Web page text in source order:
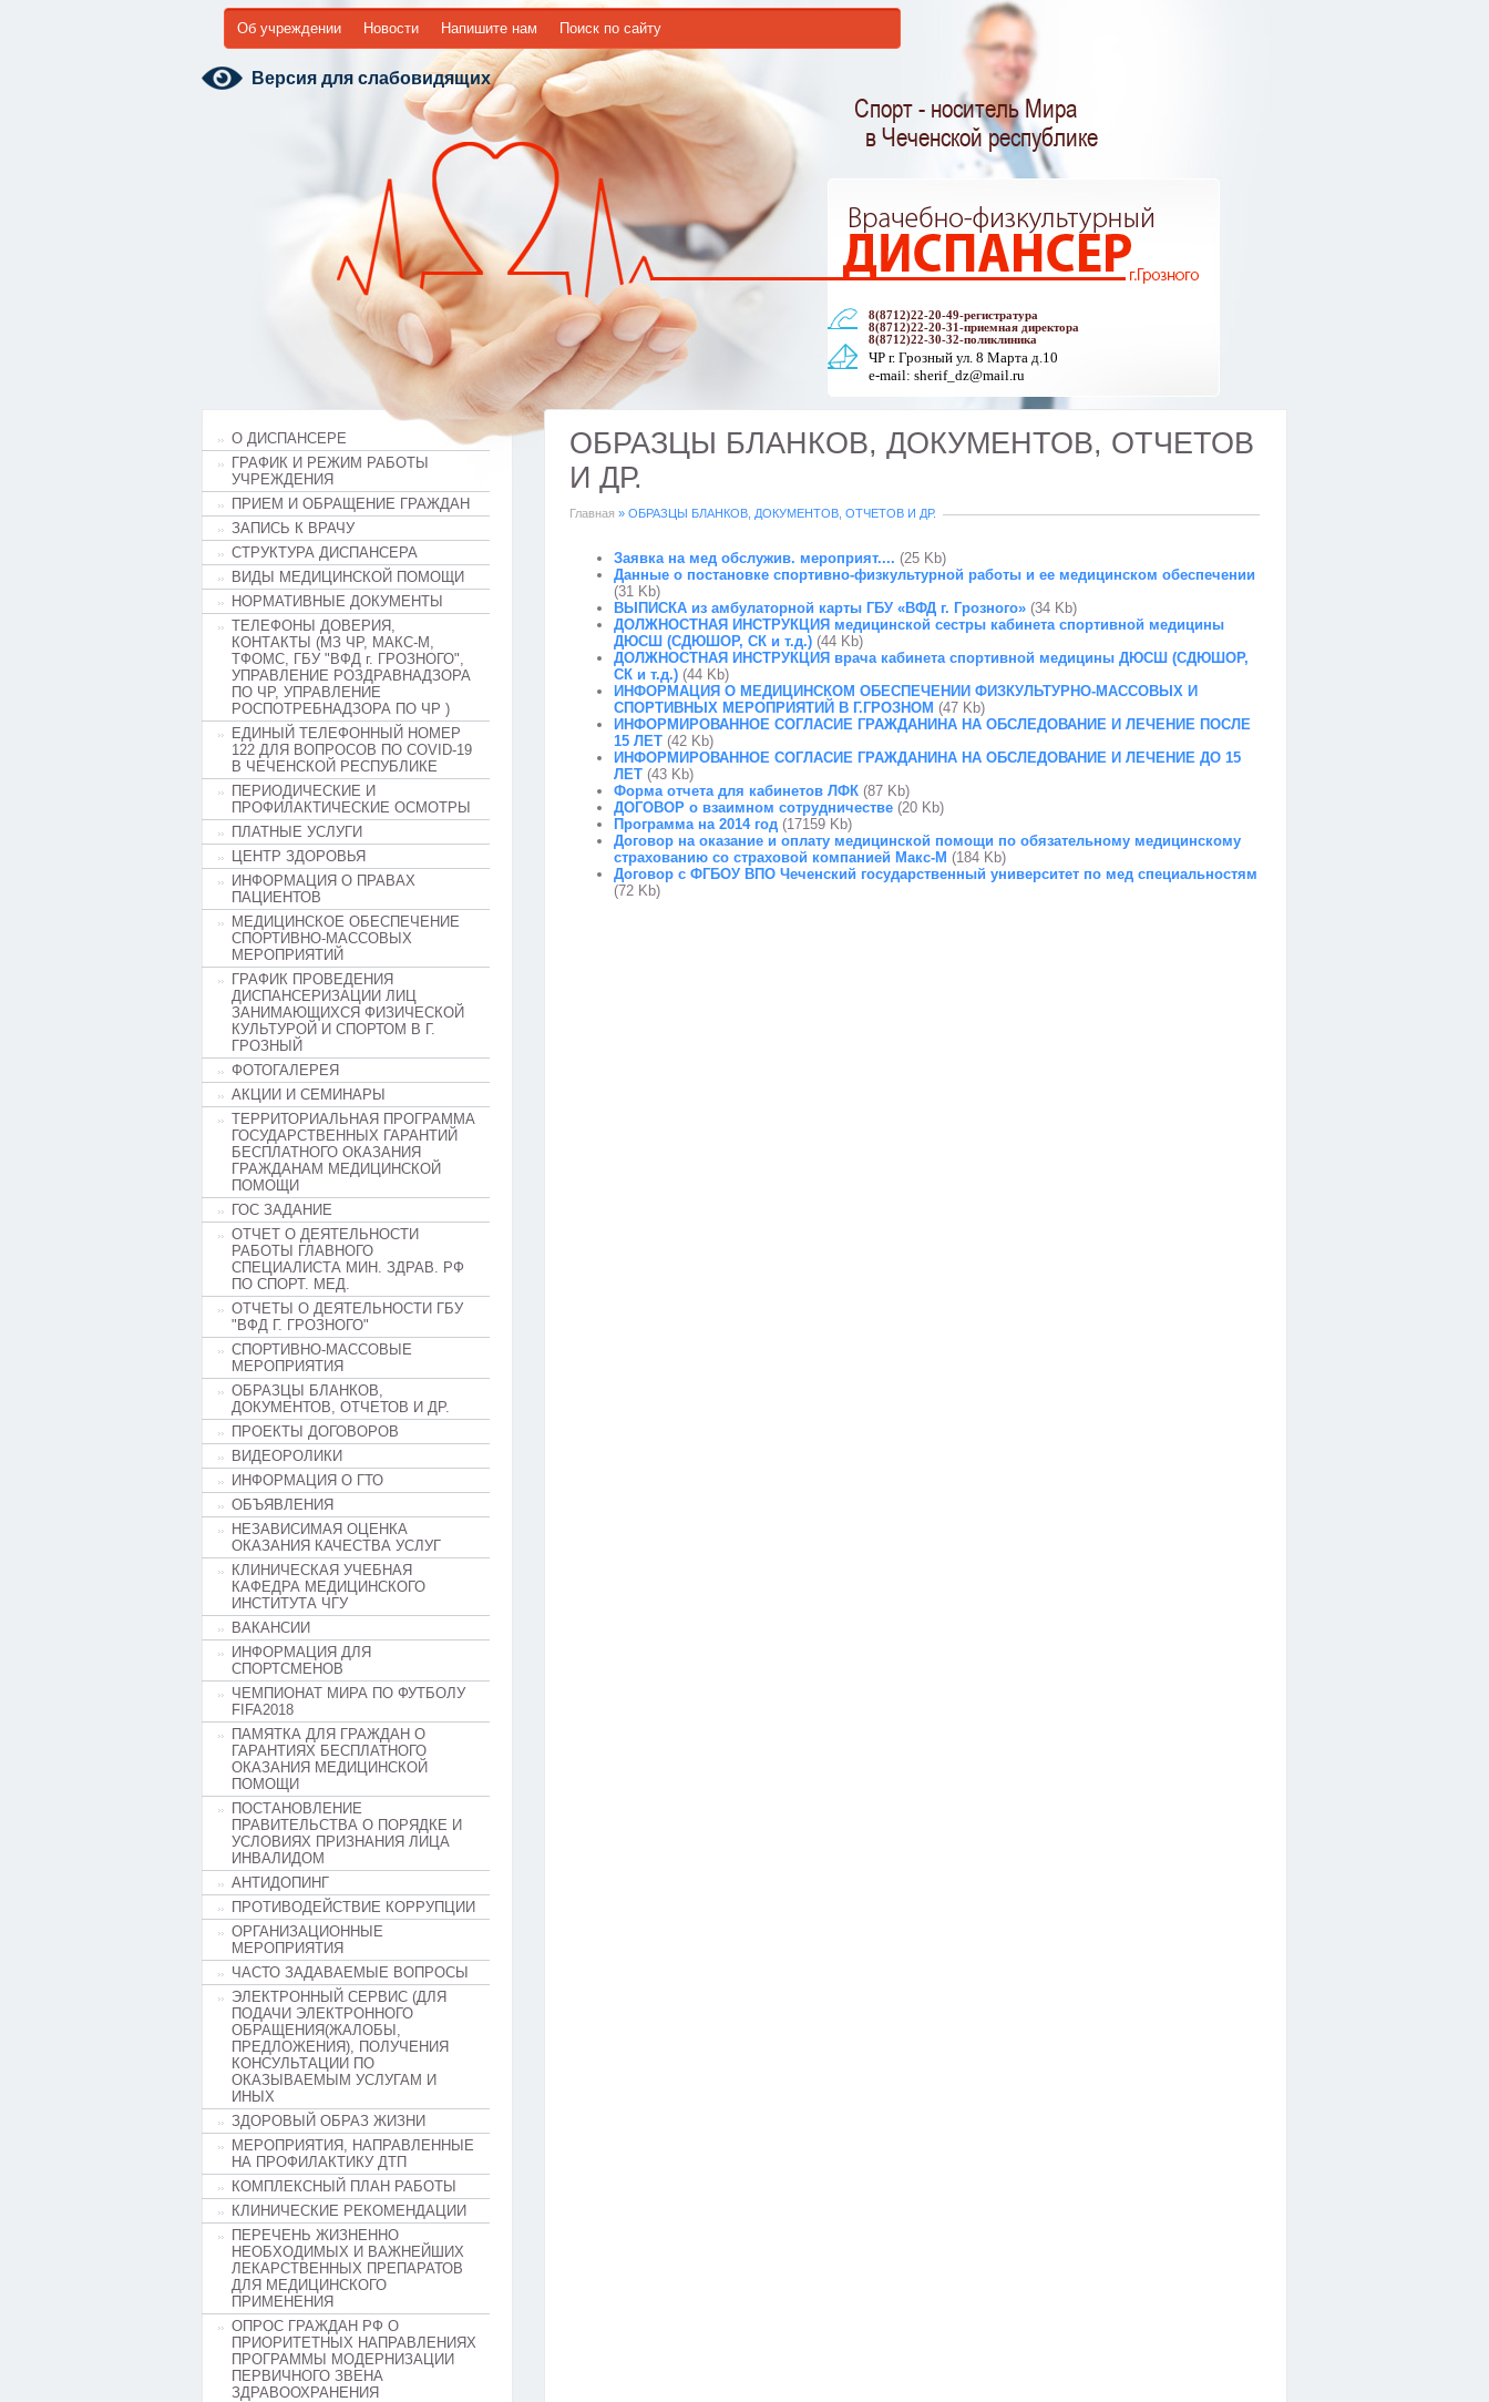
Спорт - носитель Мира
в Чеченской республике
8(8712)22-20-49-регистратура
8(8712)22-20-31-приемная директора
8(8712)22-30-32-поликлиника
ЧР г. Грозный ул. 8 Марта д.10
e-mail: sherif_dz@mail.ru
Об учреждении Новости Напишите нам Поиск по сайту
Версия для слабовидящих
О ДИСПАНСЕРЕ
ГРАФИК И РЕЖИМ РАБОТЫ
УЧРЕЖДЕНИЯ
ПРИЕМ И ОБРАЩЕНИЕ ГРАЖДАН
ЗАПИСЬ К ВРАЧУ
СТРУКТУРА ДИСПАНСЕРА
ВИДЫ МЕДИЦИНСКОЙ ПОМОЩИ
НОРМАТИВНЫЕ ДОКУМЕНТЫ
ТЕЛЕФОНЫ ДОВЕРИЯ,
КОНТАКТЫ (МЗ ЧР, МАКС-М,
ТФОМС, ГБУ "ВФД г. ГРОЗНОГО",
УПРАВЛЕНИЕ РОЗДРАВНАДЗОРА
ПО ЧР, УПРАВЛЕНИЕ
РОСПОТРЕБНАДЗОРА ПО ЧР )
ЕДИНЫЙ ТЕЛЕФОННЫЙ НОМЕР
122 ДЛЯ ВОПРОСОВ ПО COVID-19
В ЧЕЧЕНСКОЙ РЕСПУБЛИКЕ
ПЕРИОДИЧЕСКИЕ И
ПРОФИЛАКТИЧЕСКИЕ ОСМОТРЫ
ПЛАТНЫЕ УСЛУГИ
ЦЕНТР ЗДОРОВЬЯ
ИНФОРМАЦИЯ О ПРАВАХ
ПАЦИЕНТОВ
МЕДИЦИНСКОЕ ОБЕСПЕЧЕНИЕ
СПОРТИВНО-МАССОВЫХ
МЕРОПРИЯТИЙ
ГРАФИК ПРОВЕДЕНИЯ
ДИСПАНСЕРИЗАЦИИ ЛИЦ
ЗАНИМАЮЩИХСЯ ФИЗИЧЕСКОЙ
КУЛЬТУРОЙ И СПОРТОМ В Г.
ГРОЗНЫЙ
ФОТОГАЛЕРЕЯ
АКЦИИ И СЕМИНАРЫ
ТЕРРИТОРИАЛЬНАЯ ПРОГРАММА
ГОСУДАРСТВЕННЫХ ГАРАНТИЙ
БЕСПЛАТНОГО ОКАЗАНИЯ
ГРАЖДАНАМ МЕДИЦИНСКОЙ
ПОМОЩИ
ГОС ЗАДАНИЕ
ОТЧЕТ О ДЕЯТЕЛЬНОСТИ
РАБОТЫ ГЛАВНОГО
СПЕЦИАЛИСТА МИН. ЗДРАВ. РФ
ПО СПОРТ. МЕД.
ОТЧЕТЫ О ДЕЯТЕЛЬНОСТИ ГБУ
"ВФД Г. ГРОЗНОГО"
СПОРТИВНО-МАССОВЫЕ
МЕРОПРИЯТИЯ
ОБРАЗЦЫ БЛАНКОВ,
ДОКУМЕНТОВ, ОТЧЕТОВ И ДР.
ПРОЕКТЫ ДОГОВОРОВ
ВИДЕОРОЛИКИ
ИНФОРМАЦИЯ О ГТО
ОБЪЯВЛЕНИЯ
НЕЗАВИСИМАЯ ОЦЕНКА
ОКАЗАНИЯ КАЧЕСТВА УСЛУГ
КЛИНИЧЕСКАЯ УЧЕБНАЯ
КАФЕДРА МЕДИЦИНСКОГО
ИНСТИТУТА ЧГУ
ВАКАНСИИ
ИНФОРМАЦИЯ ДЛЯ
СПОРТСМЕНОВ
ЧЕМПИОНАТ МИРА ПО ФУТБОЛУ
FIFA2018
ПАМЯТКА ДЛЯ ГРАЖДАН О
ГАРАНТИЯХ БЕСПЛАТНОГО
ОКАЗАНИЯ МЕДИЦИНСКОЙ
ПОМОЩИ
ПОСТАНОВЛЕНИЕ
ПРАВИТЕЛЬСТВА О ПОРЯДКЕ И
УСЛОВИЯХ ПРИЗНАНИЯ ЛИЦА
ИНВАЛИДОМ
АНТИДОПИНГ
ПРОТИВОДЕЙСТВИЕ КОРРУПЦИИ
ОРГАНИЗАЦИОННЫЕ
МЕРОПРИЯТИЯ
ЧАСТО ЗАДАВАЕМЫЕ ВОПРОСЫ
ЭЛЕКТРОННЫЙ СЕРВИС (ДЛЯ
ПОДАЧИ ЭЛЕКТРОННОГО
ОБРАЩЕНИЯ(ЖАЛОБЫ,
ПРЕДЛОЖЕНИЯ), ПОЛУЧЕНИЯ
КОНСУЛЬТАЦИИ ПО
ОКАЗЫВАЕМЫМ УСЛУГАМ И
ИНЫХ
ЗДОРОВЫЙ ОБРАЗ ЖИЗНИ
МЕРОПРИЯТИЯ, НАПРАВЛЕННЫЕ
НА ПРОФИЛАКТИКУ ДТП
КОМПЛЕКСНЫЙ ПЛАН РАБОТЫ
КЛИНИЧЕСКИЕ РЕКОМЕНДАЦИИ
ПЕРЕЧЕНЬ ЖИЗНЕННО
НЕОБХОДИМЫХ И ВАЖНЕЙШИХ
ЛЕКАРСТВЕННЫХ ПРЕПАРАТОВ
ДЛЯ МЕДИЦИНСКОГО
ПРИМЕНЕНИЯ
ОПРОС ГРАЖДАН РФ О
ПРИОРИТЕТНЫХ НАПРАВЛЕНИЯХ
ПРОГРАММЫ МОДЕРНИЗАЦИИ
ПЕРВИЧНОГО ЗВЕНА
ЗДРАВООХРАНЕНИЯ
ОБРАЗЦЫ БЛАНКОВ, ДОКУМЕНТОВ, ОТЧЕТОВ
И ДР.
Главная » ОБРАЗЦЫ БЛАНКОВ, ДОКУМЕНТОВ, ОТЧЕТОВ И ДР.
Заявка на мед обслужив. мероприят.... (25 Kb)
Данные о постановке спортивно-физкультурной работы и ее медицинском обеспечении
(31 Kb)
ВЫПИСКА из амбулаторной карты ГБУ «ВФД г. Грозного» (34 Kb)
ДОЛЖНОСТНАЯ ИНСТРУКЦИЯ медицинской сестры кабинета спортивной медицины
ДЮСШ (СДЮШОР, СК и т.д.) (44 Kb)
ДОЛЖНОСТНАЯ ИНСТРУКЦИЯ врача кабинета спортивной медицины ДЮСШ (СДЮШОР,
СК и т.д.) (44 Kb)
ИНФОРМАЦИЯ О МЕДИЦИНСКОМ ОБЕСПЕЧЕНИИ ФИЗКУЛЬТУРНО-МАССОВЫХ И
СПОРТИВНЫХ МЕРОПРИЯТИЙ В Г.ГРОЗНОМ (47 Kb)
ИНФОРМИРОВАННОЕ СОГЛАСИЕ ГРАЖДАНИНА НА ОБСЛЕДОВАНИЕ И ЛЕЧЕНИЕ ПОСЛЕ
15 ЛЕТ (42 Kb)
ИНФОРМИРОВАННОЕ СОГЛАСИЕ ГРАЖДАНИНА НА ОБСЛЕДОВАНИЕ И ЛЕЧЕНИЕ ДО 15
ЛЕТ (43 Kb)
Форма отчета для кабинетов ЛФК (87 Kb)
ДОГОВОР о взаимном сотрудничестве (20 Kb)
Программа на 2014 год (17159 Kb)
Договор на оказание и оплату медицинской помощи по обязательному медицинскому
страхованию со страховой компанией Макс-М (184 Kb)
Договор с ФГБОУ ВПО Чеченский государственный университет по мед специальностям
(72 Kb)